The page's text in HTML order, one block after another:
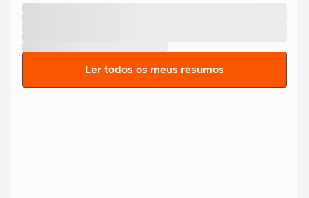
Ler todos os meus resumos